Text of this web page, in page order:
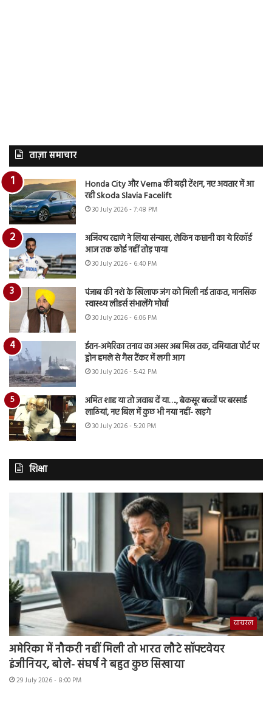
ताज़ा समाचार
Honda City और Verna की बढ़ी टेंशन, नए अवतार में आ
रही Skoda Slavia Facelift
30 July 2026 - 7:48 PM
अजिंक्य रहाणे ने लिया संन्यास, लेकिन कप्तानी का ये रिकॉर्ड
आज तक कोई नहीं तोड़ पाया
30 July 2026 - 6:40 PM
पंजाब की नशे के खिलाफ जंग को मिली नई ताकत, मानसिक
स्वास्थ्य लीडर्स संभालेंगे मोर्चा
30 July 2026 - 6:06 PM
ईरान-अमेरिका तनाव का असर अब मिस्र तक, दमियाता पोर्ट पर
ड्रोन हमले से गैस टैंकर में लगी आग
30 July 2026 - 5:42 PM
अमित शाह या तो जवाब दें या…., बेकसूर बच्चों पर बरसाई
लाठियां, नए बिल में कुछ भी नया नहीं- खड़गे
30 July 2026 - 5:20 PM
शिक्षा
वायरल
अमेरिका में नौकरी नहीं मिली तो भारत लौटे सॉफ्टवेयर
इंजीनियर, बोले- संघर्ष ने बहुत कुछ सिखाया
29 July 2026 - 8:00 PM